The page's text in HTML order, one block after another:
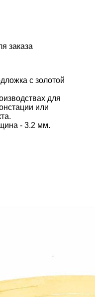
заказа
с золотой
для
или
- 3.2 мм.